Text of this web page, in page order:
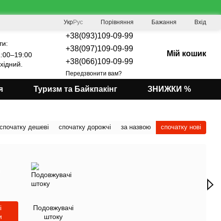
УкрРус Порівняння Бажання Вхід
+38(093)109-09-99
+38(097)109-09-99
+38(066)109-09-99
Передзвонити вам?
Мій кошик
Туризм та Байкпакінг ЗНИЖКИ %
спочатку дешеві спочатку дорожчі за назвою спочатку нові
Подовжувачі
штоку